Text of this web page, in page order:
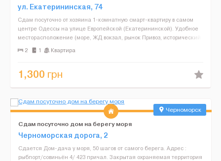
хозяина
ул. Екатерининская, 74
Сдам посуточно от хозяина 1-комнатную смарт-квартиру в самом
центре Одессы на улице Европейской (Екатерининской). Удобное
месторасположение (море, ЖД вокзал, рынок Привоз, исторический
центр города - в шаговой доступности). Сост...
2 1 Квартира
1,300 грн
Черноморск
Сдам посуточно дом на берегу моря
Черноморская дорога, 2
Сдается Дом-дача у моря, 50 шагов от самого берега. Адрес :
рыбпорт/совиньён 4/ 423 причал. Закрытая охраняемая территория